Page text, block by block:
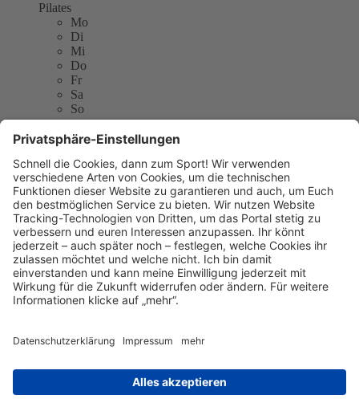
Pilates
Mo
Di
Mi
Do
Fr
Sa
So
Sportfreunde Kraftsolms
Solmser Straße 2
35647 Waldsolms-Kraftsolms
E-Mail:vorstand@sfkraftsolms.de
Telefon: 015122728430
Website:https://www.sfkraftsolms.de/
Sitemap
Kontakt
Kontakt